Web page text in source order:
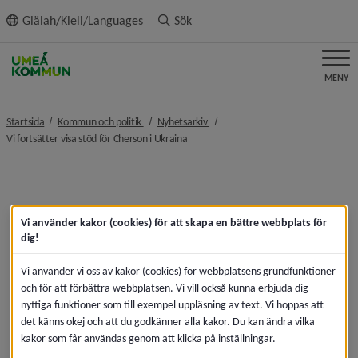
innehållet
Giälah/Kieli/Languages Sök
MENY
Startsida Kommun och politik nivå i brödsmulenavigeringen
Nyhetsarkiv nivå i brödsmulenavigeringen
Vi fortsätter visa stöd för Cherson i Ukrainanivå i brödsmulenavigeringen
Vi använder kakor (cookies) för att skapa en bättre webbplats för
dig!
Vi använder vi oss av kakor (cookies) för webbplatsens grundfunktioner
och för att förbättra webbplatsen. Vi vill också kunna erbjuda dig
nyttiga funktioner som till exempel uppläsning av text. Vi hoppas att
det känns okej och att du godkänner alla kakor. Du kan ändra vilka
kakor som får användas genom att klicka på inställningar.